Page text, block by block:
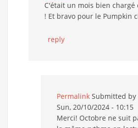
C'était un mois bien chargé
! Et bravo pour le Pumpkin
reply
Permalink Submitted by
Sun, 20/10/2024 - 10:15
Merci! Octobre ne suit